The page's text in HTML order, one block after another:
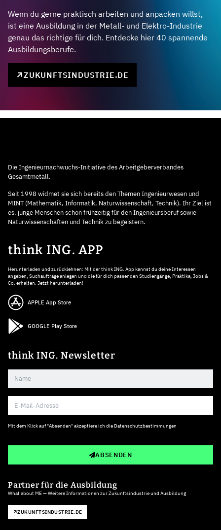
Wenn du gerne praktisch arbeiten und anpacken willst,
ist eine Ausbildung in der Metall- und Elektro-Industrie
genau das richtige für dich. Entdecke hier 40 spannende
Ausbildungsberufe.
ZUKUNFTSINDUSTRIE.DE
Die Ingenieurnachwuchs-Initiative des Arbeitgeberverbandes
Gesamtmetall.
Seit 1998 widmet sie sich bereits den Themen Ingenieurwesen und
MINT (Mathematik, Informatik, Naturwissenschaft, Technik). Ihr Ziel ist
es, junge Menschen schon frühzeitig für den Ingenieursberuf sowie
Naturwissenschaften und Technik zu begeistern.
think ING. APP
Herunterladen und zurücklehnen: Mit der think ING. App kannst du deine Interessen
angeben, Suchaufträge anlegen und die für dich passenden Studiengänge, Praktika, Jobs &
Co. erhalten. Jetzt herunterladen!
APPLE App Store
GOOGLE Play Store
think ING. Newsletter
Mit dem Klick auf "Absenden" akzeptiere ich die Datenschutzbestimmungen
ABSENDEN
Partner für die Ausbildung
What about ME — Weitere Informationen zur Zukunftsindustrie und Ausbildung
ZUKUNFTSINDUSTRIE.DE